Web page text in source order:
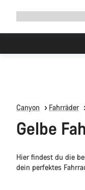
Canyon Fahrräder
Gelbe
Hier findest du die
dein perfektes